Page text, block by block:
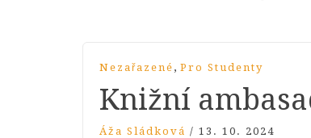
Nezařazené , Pro Studenty
Knižní
Áža Sládková / 13. 10. 2024